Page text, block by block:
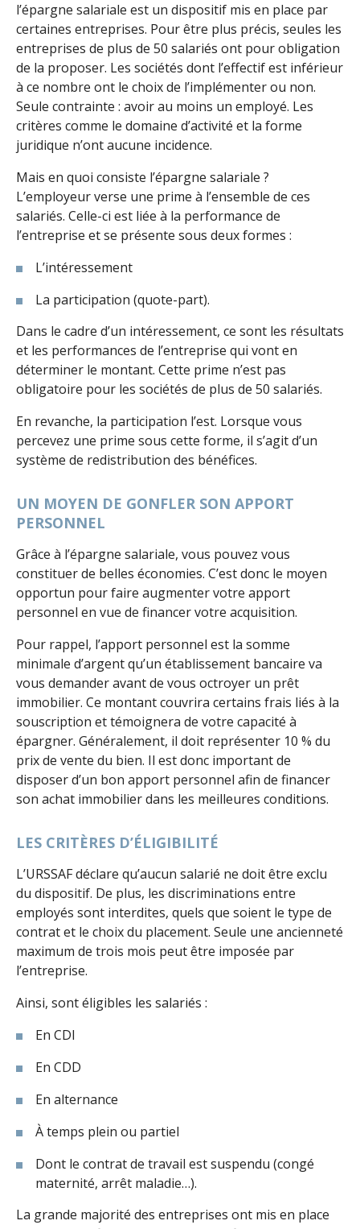
l’épargne salariale est un dispositif mis en place par
certaines entreprises. Pour être plus précis, seules les
entreprises de plus de 50 salariés ont pour obligation
de la proposer. Les sociétés dont l’effectif est inférieur
à ce nombre ont le choix de l’implémenter ou non.
Seule contrainte : avoir au moins un employé. Les
critères comme le domaine d’activité et la forme
juridique n’ont aucune incidence.
Mais en quoi consiste l’épargne salariale ?
L’employeur verse une prime à l’ensemble de ces
salariés. Celle-ci est liée à la performance de
l’entreprise et se présente sous deux formes :
L’intéressement
La participation (quote-part).
Dans le cadre d’un intéressement, ce sont les résultats
et les performances de l’entreprise qui vont en
déterminer le montant. Cette prime n’est pas
obligatoire pour les sociétés de plus de 50 salariés.
En revanche, la participation l’est. Lorsque vous
percevez une prime sous cette forme, il s’agit d’un
système de redistribution des bénéfices.
UN MOYEN DE GONFLER SON APPORT
PERSONNEL
Grâce à l’épargne salariale, vous pouvez vous
constituer de belles économies. C’est donc le moyen
opportun pour faire augmenter votre apport
personnel en vue de financer votre acquisition.
Pour rappel, l’apport personnel est la somme
minimale d’argent qu’un établissement bancaire va
vous demander avant de vous octroyer un prêt
immobilier. Ce montant couvrira certains frais liés à la
souscription et témoignera de votre capacité à
épargner. Généralement, il doit représenter 10 % du
prix de vente du bien. Il est donc important de
disposer d’un bon apport personnel afin de financer
son achat immobilier dans les meilleures conditions.
LES CRITÈRES D’ÉLIGIBILITÉ
L’URSSAF déclare qu’aucun salarié ne doit être exclu
du dispositif. De plus, les discriminations entre
employés sont interdites, quels que soient le type de
contrat et le choix du placement. Seule une ancienneté
maximum de trois mois peut être imposée par
l’entreprise.
Ainsi, sont éligibles les salariés :
En CDI
En CDD
En alternance
À temps plein ou partiel
Dont le contrat de travail est suspendu (congé
maternité, arrêt maladie…).
La grande majorité des entreprises ont mis en place